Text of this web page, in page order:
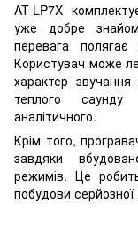
AT-LP7X
уже добре
перевага
Користувач може
характер
теплого
аналітичного.
Крім того,
завдяки
режимів. Це
побудови